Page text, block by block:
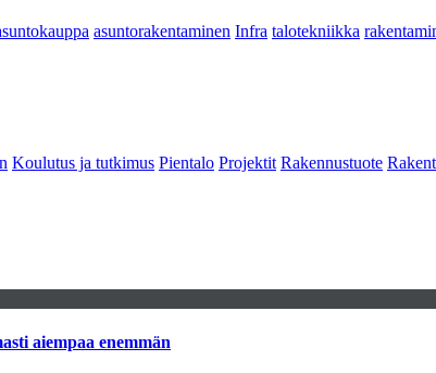
asuntorakentaminen Infra talotekniikka
Koulutus ja tutkimus Pientalo Projektit Rakennustuote
aiempaa enemmän